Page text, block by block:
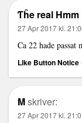
Ƭĥe real Hmm
27 Apr 2017 kl.
Ca 22 hade passat
Like Button Notice
Mskriver:
27 Apr 2017 kl.